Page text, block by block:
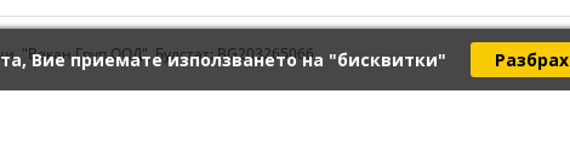
Вие приемате използването на "бисквитки" Разбрах
"Векан Груп ООД", Булстат: BG203265066